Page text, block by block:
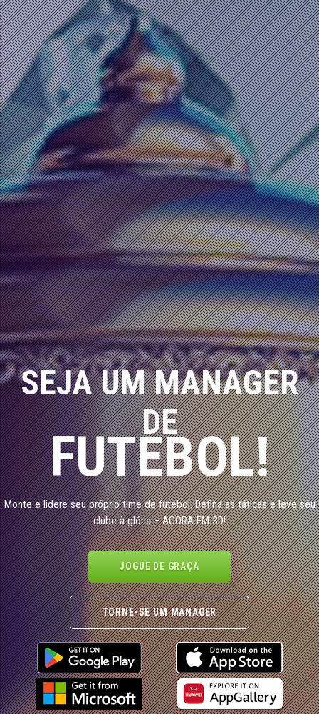
SEJA UM MANAGER
DE
FUTEBOL!
Monte e lidere seu próprio time de futebol. Defina as táticas e leve seu
clube à glória – AGORA EM 3D!
JOGUE DE GRAÇA
TORNE-SE UM MANAGER